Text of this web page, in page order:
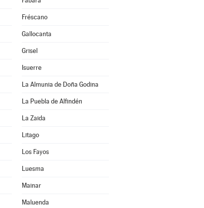
Fréscano
Gallocanta
Grisel
Isuerre
La Almunia de Doña Godina
La Puebla de Alfindén
La Zaida
Litago
Los Fayos
Luesma
Mainar
Maluenda